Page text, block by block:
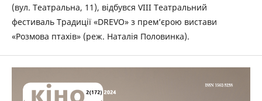
(вул. Театральна, 11), відбувся VIII Театральний
фестиваль Традиції «DREVO» з прем’єрою вистави
«Розмова птахів» (реж. Наталія Половинка).